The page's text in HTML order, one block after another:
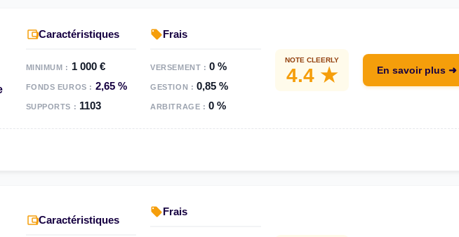
Caractéristiques
MINIMUM : 1 000 €
FONDS EUROS : 2,65 %
SUPPORTS : 1103
Frais
VERSEMENT : 0 %
GESTION : 0,85 %
ARBITRAGE : 0 %
NOTE CLEERLY
4.4 ★ En savoir plus ➜
Caractéristiques
Frais